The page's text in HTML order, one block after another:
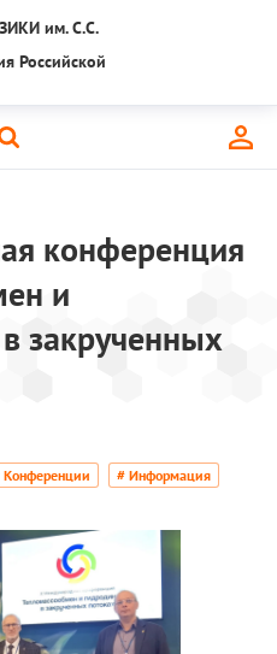
им. С.С.
Российской
конференция
и
закрученных
Конференции # Информация